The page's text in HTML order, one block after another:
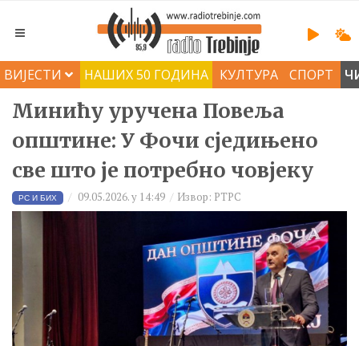
ВИЈЕСТИ НАШИХ 50 ГОДИНА КУЛТУРА СПОРТ
Минићу уручена Повеља
општине: У Фочи сједињено
све што је потребно човјеку
РС И БИХ 09.05.2026. у 14:49 Извор: РТРС